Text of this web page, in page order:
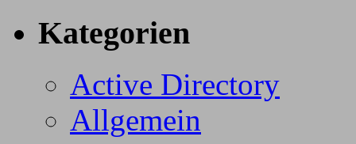
Kategorien
Active Directory
Allgemein